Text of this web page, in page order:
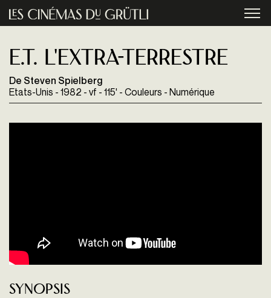
Aller au contenu principal
E.T. l'extra-terrestre
De Steven Spielberg
Etats-Unis - 1982 - vf - 115' - Couleurs - Numérique
Synopsis